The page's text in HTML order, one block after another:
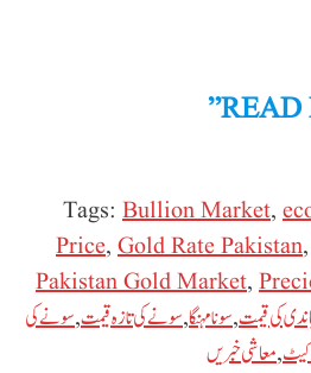
READ
Tags: Bullion Market,
Price, Gold Rate Pakistan,
Pakistan Gold Market,
کی قیمت,سونا مہنگا,سونے کی تازہ قیمت,سونے کی
,معاشی خبریں